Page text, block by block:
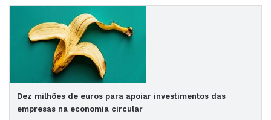
Dez milhões de euros para apoiar investimentos das
empresas na economia circular